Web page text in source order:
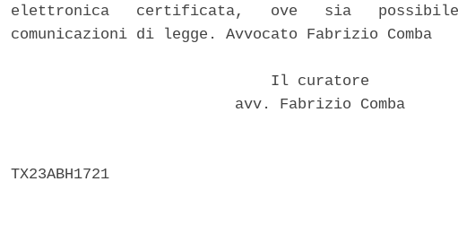
elettronica   certificata,   ove   sia
comunicazioni di legge. Avvocato Fabrizio Comba
                             Il curatore
                         avv. Fabrizio Comba